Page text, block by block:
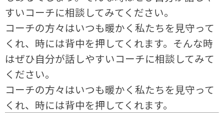
すいコーチに相談してみてください。
コーチの方々はいつも暖かく私たちを見守って
くれ、時には背中を押してくれます。そんな時
はぜひ自分が話しやすいコーチに相談してみて
ください。
コーチの方々はいつも暖かく私たちを見守って
くれ、時には背中を押してくれます。